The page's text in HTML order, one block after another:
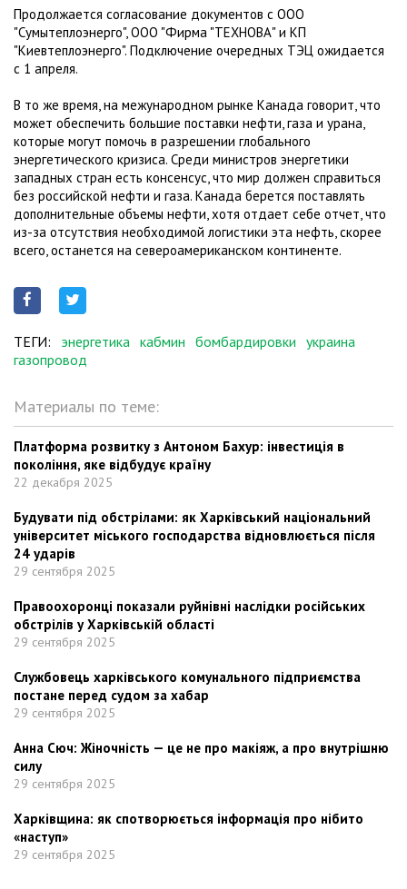
Продолжается согласование документов с ООО
"Сумытеплоэнерго", ООО "Фирма "ТЕХНОВА" и КП
"Киевтеплоэнерго". Подключение очередных ТЭЦ ожидается
с 1 апреля.
В то же время, на межународном рынке Канада говорит, что
может обеспечить большие поставки нефти, газа и урана,
которые могут помочь в разрешении глобального
энергетического кризиса. Среди министров энергетики
западных стран есть консенсус, что мир должен справиться
без российской нефти и газа. Канада берется поставлять
дополнительные объемы нефти, хотя отдает себе отчет, что
из-за отсутствия необходимой логистики эта нефть, скорее
всего, останется на североамериканском континенте.
ТЕГИ: энергетика кабмин бомбардировки украина
газопровод
Материалы по теме:
Платформа розвитку з Антоном Бахур: інвестиція в
покоління, яке відбудує країну
22 декабря 2025
Будувати під обстрілами: як Харківський національний
університет міського господарства відновлюється після
24 ударів
29 сентября 2025
Правоохоронці показали руйнівні наслідки російських
обстрілів у Харківській області
29 сентября 2025
Службовець харківського комунального підприємства
постане перед судом за хабар
29 сентября 2025
Анна Сюч: Жіночність — це не про макіяж, а про внутрішню
силу
29 сентября 2025
Харківщина: як спотворюється інформація про нібито
«наступ»
29 сентября 2025